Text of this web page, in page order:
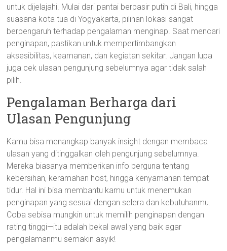
untuk dijelajahi. Mulai dari pantai berpasir putih di Bali, hingga
suasana kota tua di Yogyakarta, pilihan lokasi sangat
berpengaruh terhadap pengalaman menginap. Saat mencari
penginapan, pastikan untuk mempertimbangkan
aksesibilitas, keamanan, dan kegiatan sekitar. Jangan lupa
juga cek ulasan pengunjung sebelumnya agar tidak salah
pilih.
Pengalaman Berharga dari
Ulasan Pengunjung
Kamu bisa menangkap banyak insight dengan membaca
ulasan yang ditinggalkan oleh pengunjung sebelumnya.
Mereka biasanya memberikan info berguna tentang
kebersihan, keramahan host, hingga kenyamanan tempat
tidur. Hal ini bisa membantu kamu untuk menemukan
penginapan yang sesuai dengan selera dan kebutuhanmu.
Coba sebisa mungkin untuk memilih penginapan dengan
rating tinggi—itu adalah bekal awal yang baik agar
pengalamanmu semakin asyik!